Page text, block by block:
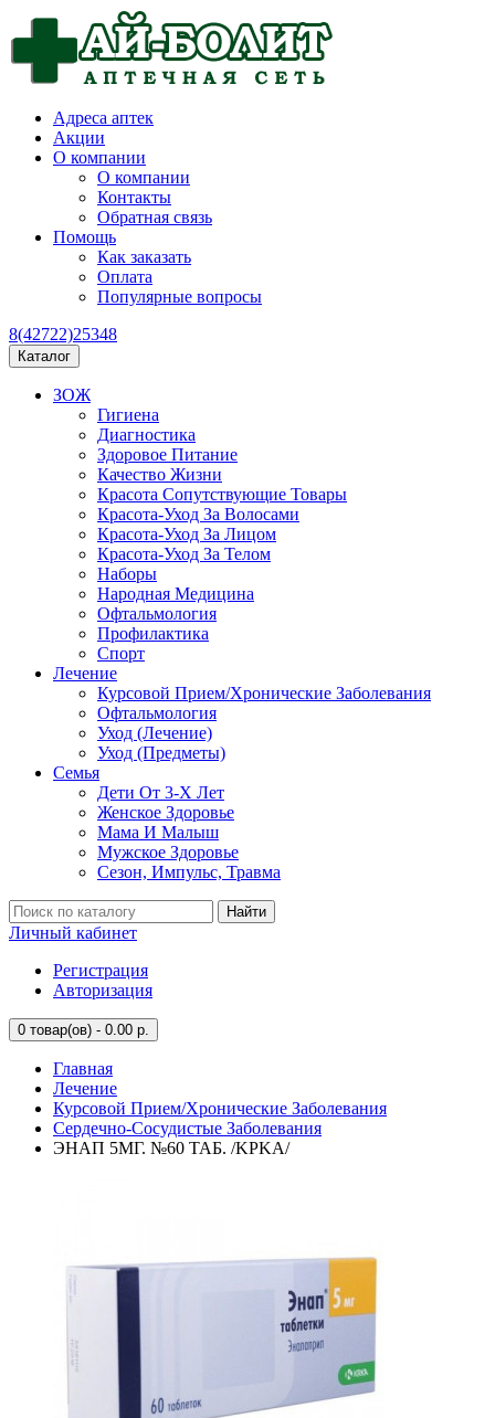
Адреса аптек
Акции
О компании
О компании
Контакты
Обратная связь
Помощь
Как заказать
Оплата
Популярные вопросы
8(42722)25348
Каталог
ЗОЖ
Гигиена
Диагностика
Здоровое Питание
Качество Жизни
Красота Сопутствующие Товары
Красота-Уход За Волосами
Красота-Уход За Лицом
Красота-Уход За Телом
Наборы
Народная Медицина
Офтальмология
Профилактика
Спорт
Лечение
Курсовой Прием/Хронические Заболевания
Офтальмология
Уход (Лечение)
Уход (Предметы)
Семья
Дети От 3-Х Лет
Женское Здоровье
Мама И Малыш
Мужское Здоровье
Сезон, Импульс, Травма
Найти
Личный кабинет
Регистрация
Авторизация
0 товар(ов) - 0.00 р.
Главная
Лечение
Курсовой Прием/Хронические Заболевания
Сердечно-Сосудистые Заболевания
ЭНАП 5МГ. №60 ТАБ. /KPKA/